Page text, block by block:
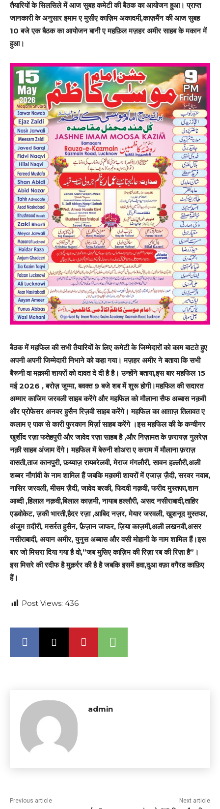
तैयारियों के सिलसिले में आज सुबह कमेटी की बैठक का आयोजन हुआ।प्राप्त
जानकारी के अनुसार इमाम ए मुसीए काज़िम अकादमी,काज़मैंन की आज सुबह
10 बजे एक बैठक का आयोजन बानी ए महफ़िल मज़हर अमीर साहब के मकान में
हुआ।
बैठक में महफिल की सभी तैयारियों के लिए कमेटी के जिम्मेदारों को काम बाटते हुए
अपनी अपनी जिम्मेदारी निभाने को कहा गया।मज़हर अमीर ने बताया कि सभी
बैरूनी वा मक़ामी शायरों को दावत दे दी है है। उन्होंने बताया,इस बार महफिल 15
मई 2026 , बरोज़ जुम्मा, बवक्त 9 बजे शब में शुरू होगी।महफिल की सदारत
अम्मार काजिम जरवली साहब करेंगे और महफिल को मौलाना सैफ अब्बास नक़वी
और प्रोफेसर अनवर हुसैन रिज़वी साहब करेंगे।महफिल का आग़ाज़ तिलावत ए
कलाम ए पाक से कारी फुरकान मिर्ज़ा साहब करेंगे ।इस महफिल की के कन्वीनर
खुर्शीद रज़ा फतेहपुरी और जावेद रज़ा साहब है ,और निज़ामत के फ़रायज़ गुलरेज़
नक़ी साहब अंजाम देंगे।महफिल में बेरुनी शोअरा ए कराम में मौलाना फ़राज़
वासती,ताज कानपुरी, फ़य्याज़ रायबरेलवी, मेराज मंगलौरी, सावन हल्लौरी,अली
शब्बर नौगांवी के नाम शामिल हैं जबकि मक़ामी शायरों में एजाज़ ज़ैदी, सरवर नवाब,
नासिर जरवली, मीसम ज़ैदी, जावेद बरकी, फिदवी नक़वी, फरीद मुस्तफा,शान
आब्दी ,हिलाल नक़वी,बिलाल काज़मी, नायाब हल्लौरी, असद नसीराबादी,ताहिर
एडवोकेट, ज़की भारती,हैदर रज़ा ,आबिद नज़र, मेयार जरवली, खुशनूद मुस्तफा,
अंजुम ग़दीरी, मसर्रत हुसैन, फ़ैज़ान जाफर, ज़िया काज़मी,अली लखनवी,असर
नसीराबादी, अयान अमीर, युनुस अब्बास और वसी मोहानी के नाम शामिल हैं।इस
बार जो मिसरा दिया गया है वो,”जब मुसिए काज़िम की रिज़ा रब की रिज़ा है”।
इस मिसरे की रदीफ है मुक़र्रर की है है जबकि इसमें हवा,दुआ वफ़ा वगैरह काफ़िए
हैं।
Post Views: 436
admin
Previous article Next article